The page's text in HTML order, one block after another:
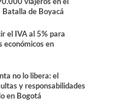
viajeros en el
de Boyacá
el IVA al 5% para
económicos en
no lo libera: el
y responsabilidades
en Bogotá